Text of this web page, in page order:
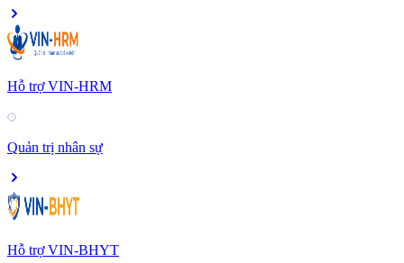
Hỗ trợ VIN-HRM
Quản trị nhân sự
Hỗ trợ VIN-BHYT